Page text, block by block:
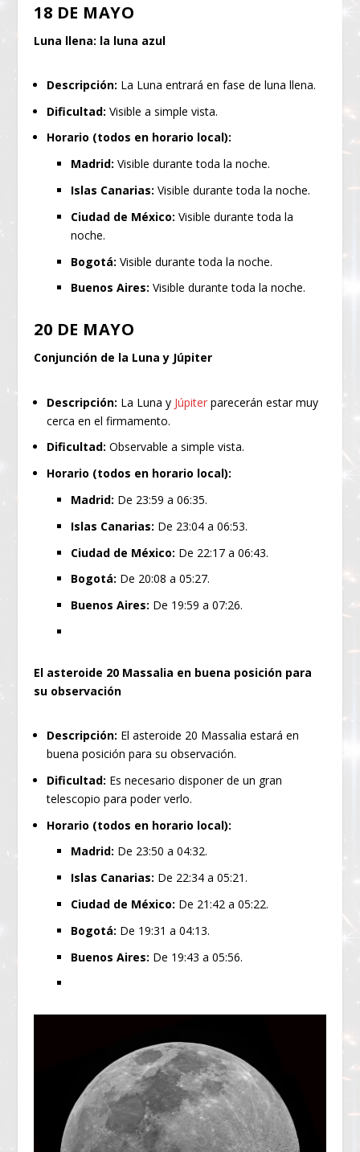
18 DE MAYO
Luna llena: la luna azul
Descripción: La Luna entrará en fase de luna llena.
Dificultad: Visible a simple vista.
Horario (todos en horario local):
Madrid:Visible durante toda la noche.
Islas Canarias: Visible durante toda la noche.
Ciudad de México:Visible durante toda la
noche.
Bogotá:Visible durante toda la noche.
Buenos Aires:Visible durante toda la noche.
20 DE MAYO
Conjunción de la Luna y Júpiter
Descripción: La Luna y Júpiter parecerán estar muy
cerca en el firmamento.
Dificultad: Observable a simple vista.
Horario (todos en horario local):
Madrid: De 23:59 a 06:35.
Islas Canarias: De 23:04 a 06:53.
Ciudad de México: De 22:17 a 06:43.
Bogotá: De 20:08 a 05:27.
Buenos Aires: De 19:59 a 07:26.
El asteroide 20 Massalia en buena posición para
su observación
Descripción: El asteroide 20 Massalia estará en
buena posición para su observación.
Dificultad: Es necesario disponer de un gran
telescopio para poder verlo.
Horario (todos en horario local):
Madrid: De 23:50 a 04:32.
Islas Canarias: De 22:34 a 05:21.
Ciudad de México: De 21:42 a 05:22.
Bogotá: De 19:31 a 04:13.
Buenos Aires: De 19:43 a 05:56.